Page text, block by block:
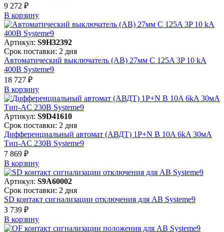
9 272 ₽
В корзинy
Артикул: S9H32392
Срок поставки: 2 дня
Автоматический выключатель (АВ) 27мм C 125A 3P 10 kA
400В Systeme9
18 727 ₽
В корзинy
Артикул: S9D41610
Срок поставки: 2 дня
Дифференциальный автомат (АВДТ) 1P+N B 10A 6kA 30мА
Тип-AC 230В Systeme9
7 869 ₽
В корзинy
Артикул: S9A60002
Срок поставки: 2 дня
SD контакт сигнализации отключения для АВ Systeme9
3 739 ₽
В корзинy